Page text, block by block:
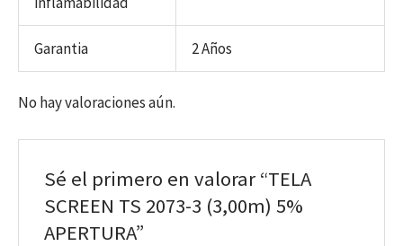
Garantia 2 Años
No hay valoraciones aún.
Sé el primero en valorar “TELA
SCREEN TS 2073-3 (3,00m) 5%
APERTURA”